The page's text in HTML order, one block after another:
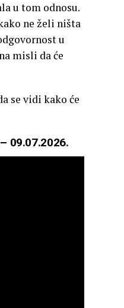
u tom odnosu.
ne želi ništa
u
misli da će
se vidi kako će
09.07.2026.